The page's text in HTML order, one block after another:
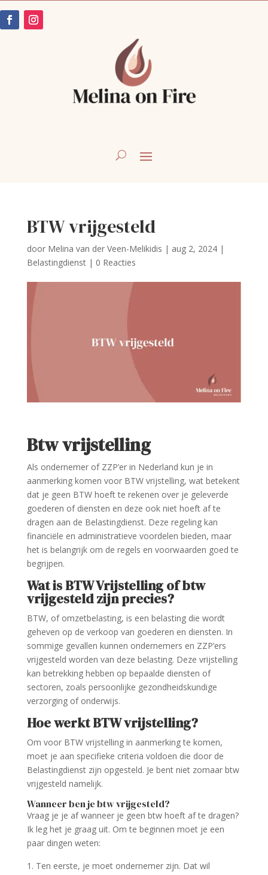
BTW vrijgesteld
door Melina van der Veen-Melikidis | aug 2, 2024|
Belastingdienst| 0 Reacties
Btw vrijstelling
Als ondernemer of ZZP’er in Nederland kun je in
aanmerking komen voor BTW vrijstelling, wat betekent
dat je geen BTW hoeft te rekenen over je geleverde
goederen of diensten en deze ook niet hoeft af te
dragen aan de Belastingdienst. Deze regeling kan
financiële en administratieve voordelen bieden, maar
het is belangrijk om de regels en voorwaarden goed te
begrijpen.
Wat is BTW Vrijstelling of btw
vrijgesteld zijn precies?
BTW, of omzetbelasting, is een belasting die wordt
geheven op de verkoop van goederen en diensten. In
sommige gevallen kunnen ondernemers en ZZP’ers
vrijgesteld worden van deze belasting. Deze vrijstelling
kan betrekking hebben op bepaalde diensten of
sectoren, zoals persoonlijke gezondheidskundige
verzorging of onderwijs.
Hoe werkt BTW vrijstelling?
Om voor BTW vrijstelling in aanmerking te komen,
moet je aan specifieke criteria voldoen die door de
Belastingdienst zijn opgesteld. Je bent niet zomaar btw
vrijgesteld namelijk.
Wanneer ben je btw vrijgesteld?
Vraag je je af wanneer je geen btw hoeft af te dragen?
Ik leg het je graag uit. Om te beginnen moet je een
paar dingen weten:
Ten eerste, je moet ondernemer zijn. Dat wil